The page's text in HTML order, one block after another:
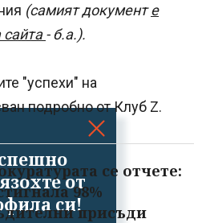
от
си!
(самият документе
сайта- б.а.).
"успехи" на
подробно от Клуб Z.
се отчете:
98%
присъди